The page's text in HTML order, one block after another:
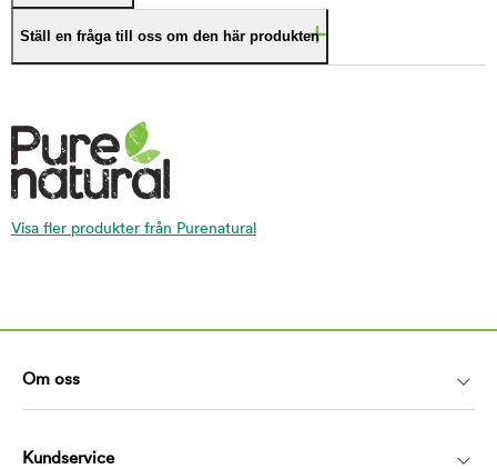
Ställ en fråga till oss om den här produkten
Visa fler produkter från Purenatural
Om oss
Kundservice